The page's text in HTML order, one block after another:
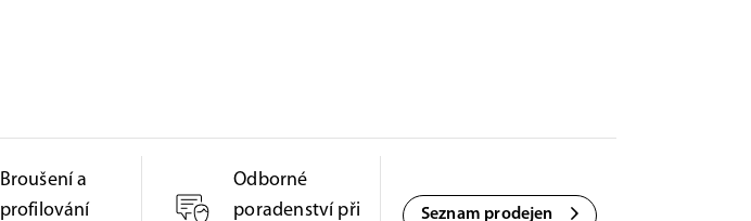
Broušení a
profilování
Odborné
poradenství při
Seznam prodejen